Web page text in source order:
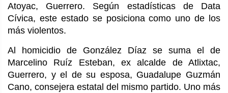
Atoyac, Guerrero. Según estadísticas de Data
Cívica, este estado se posiciona como uno de los
más violentos.
Al homicidio de González Díaz se suma el de
Marcelino Ruíz Esteban, ex alcalde de Atlixtac,
Guerrero, y el de su esposa, Guadalupe Guzmán
Cano, consejera estatal del mismo partido. Uno más